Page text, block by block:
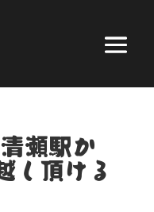
瀬駅か
し頂ける